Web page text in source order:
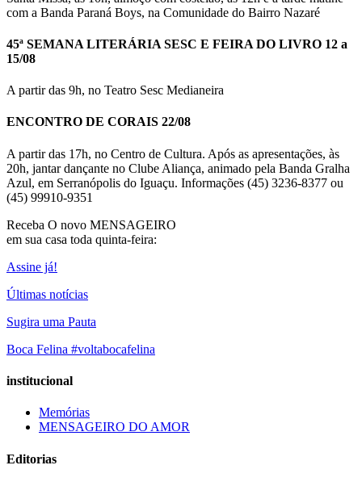
com a Banda Paraná Boys, na Comunidade do Bairro Nazaré
45ª SEMANA LITERÁRIA SESC E FEIRA DO LIVRO 12 a
15/08
A partir das 9h, no Teatro Sesc Medianeira
ENCONTRO DE CORAIS 22/08
A partir das 17h, no Centro de Cultura. Após as apresentações, às
20h, jantar dançante no Clube Aliança, animado pela Banda Gralha
Azul, em Serranópolis do Iguaçu. Informações (45) 3236-8377 ou
(45) 99910-9351
Receba O novo MENSAGEIRO
em sua casa toda quinta-feira:
Assine já!
Últimas notícias
Sugira uma Pauta
Boca Felina #voltabocafelina
institucional
Memórias
MENSAGEIRO DO AMOR
Editorias